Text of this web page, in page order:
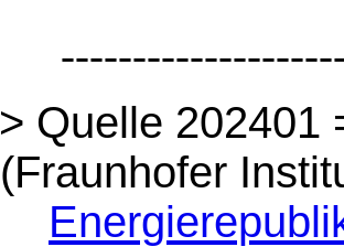
Quelle
(Fraunhofer